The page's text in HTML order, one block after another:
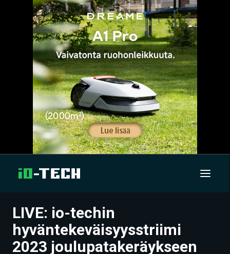
UUTISET
ARTIKKELIT
LIVE: io-techin
hyväntekeväisyysstriimi
2023 joulupatakeräykseen